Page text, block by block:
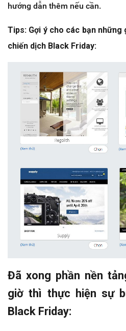
hướng dẫn thêm nếu cần.
Tips: Gợi ý cho các bạn
chiến dịch Black Friday:
Đã xong phần nền
giờ thì thực hiện sự
Black Friday: